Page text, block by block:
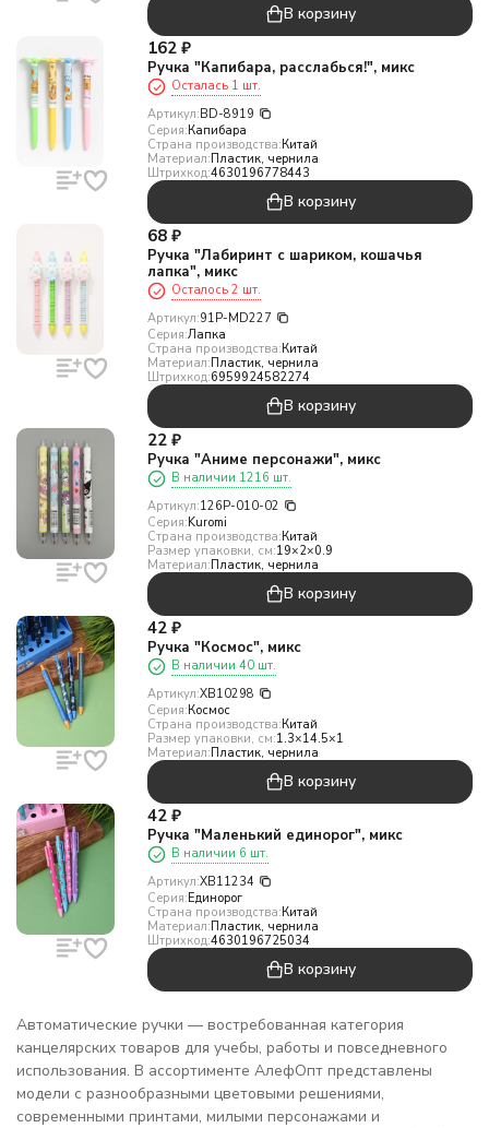
В корзину
162 ₽
Ручка "Капибара, расслабься!", микс
Осталась 1 шт.
Артикул:BD-8919
Серия:Капибара
Страна производства:Китай
Материал:Пластик, чернила
Штрихкод:4630196778443
В корзину
68 ₽
Ручка "Лабиринт с шариком, кошачья
лапка", микс
Осталось 2 шт.
Артикул:91P-MD227
Серия:Лапка
Страна производства:Китай
Материал:Пластик, чернила
Штрихкод:6959924582274
В корзину
22 ₽
Ручка "Аниме персонажи", микс
В наличии 1216 шт.
Артикул:126P-010-02
Серия:Kuromi
Страна производства:Китай
Размер упаковки, см:19×2×0.9
Материал:Пластик, чернила
В корзину
42 ₽
Ручка "Космос", микс
В наличии 40 шт.
Артикул:XB10298
Серия:Космос
Страна производства:Китай
Размер упаковки, см:1.3×14.5×1
Материал:Пластик, чернила
В корзину
42 ₽
Ручка "Маленький единорог", микс
В наличии 6 шт.
Артикул:XB11234
Серия:Единорог
Страна производства:Китай
Материал:Пластик, чернила
Штрихкод:4630196725034
В корзину
Автоматические ручки — востребованная категория
канцелярских товаров для учебы, работы и повседневного
использования. В ассортименте АлефОпт представлены
модели с разнообразными цветовыми решениями,
современными принтами, милыми персонажами и